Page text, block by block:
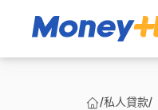
/私人貸款/